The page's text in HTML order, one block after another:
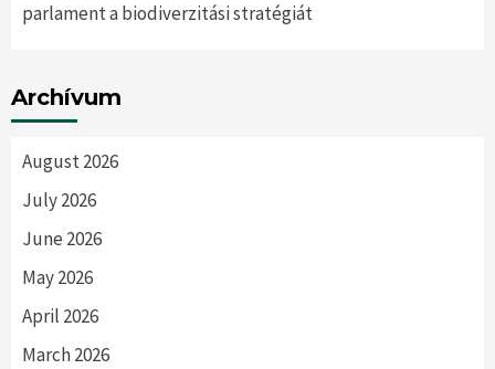
parlament a biodiverzitási stratégiát
Archívum
August 2026
July 2026
June 2026
May 2026
April 2026
March 2026